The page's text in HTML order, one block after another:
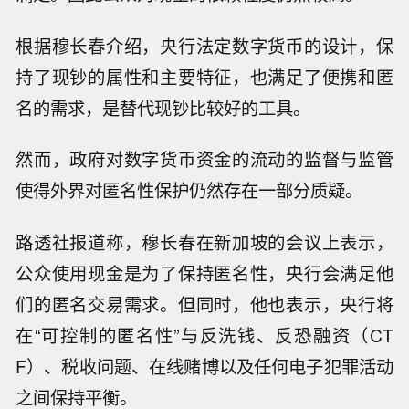
根据穆长春介绍，央行法定数字货币的设计，保
持了现钞的属性和主要特征，也满足了便携和匿
名的需求，是替代现钞比较好的工具。
然而，政府对数字货币资金的流动的监督与监管
使得外界对匿名性保护仍然存在一部分质疑。
路透社报道称，穆长春在新加坡的会议上表示，
公众使用现金是为了保持匿名性，央行会满足他
们的匿名交易需求。但同时，他也表示，央行将
在“可控制的匿名性”与反洗钱、反恐融资（CT
F）、税收问题、在线赌博以及任何电子犯罪活动
之间保持平衡。